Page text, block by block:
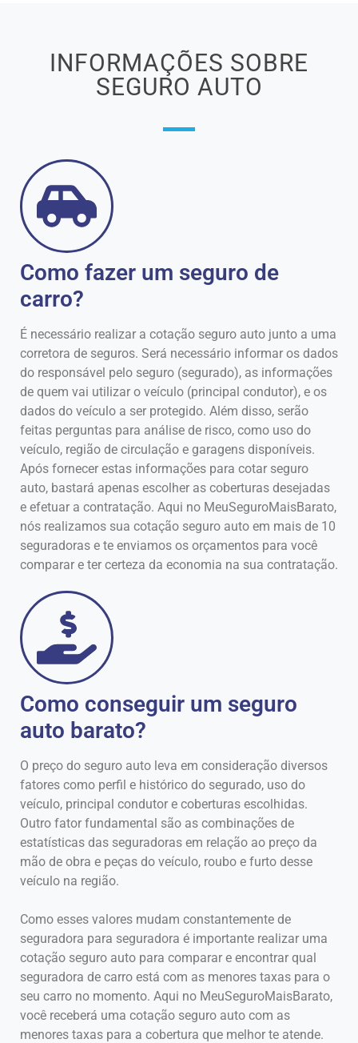
INFORMAÇÕES SOBRE
SEGURO AUTO
Como fazer um seguro de
carro?
É necessário realizar a cotação seguro auto junto a uma
corretora de seguros. Será necessário informar os dados
do responsável pelo seguro (segurado), as informações
de quem vai utilizar o veículo (principal condutor), e os
dados do veículo a ser protegido. Além disso, serão
feitas perguntas para análise de risco, como uso do
veículo, região de circulação e garagens disponíveis.
Após fornecer estas informações para cotar seguro
auto, bastará apenas escolher as coberturas desejadas
e efetuar a contratação. Aqui no MeuSeguroMaisBarato,
nós realizamos sua cotação seguro auto em mais de 10
seguradoras e te enviamos os orçamentos para você
comparar e ter certeza da economia na sua contratação.
Como conseguir um seguro
auto barato?
O preço do seguro auto leva em consideração diversos
fatores como perfil e histórico do segurado, uso do
veículo, principal condutor e coberturas escolhidas.
Outro fator fundamental são as combinações de
estatísticas das seguradoras em relação ao preço da
mão de obra e peças do veículo, roubo e furto desse
veículo na região.
Como esses valores mudam constantemente de
seguradora para seguradora é importante realizar uma
cotação seguro auto para comparar e encontrar qual
seguradora de carro está com as menores taxas para o
seu carro no momento. Aqui no MeuSeguroMaisBarato,
você receberá uma cotação seguro auto com as
menores taxas para a cobertura que melhor te atende.